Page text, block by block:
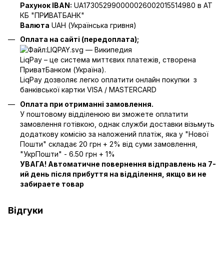
Рахунок IBAN: UA173052990000026002015514980 в АТ
КБ "ПРИВАТБАНК"
Валюта UAH (Українська гривня)
Оплата на сайті (передоплата);
LiqPay – це система миттєвих платежів, створена
ПриватБанком (Україна).
LiqPay дозволяє легко оплатити онлайн покупки з
банківської картки VISA / MASTERCARD
Оплата при отриманні замовлення.
У поштовому відділенюю ви зможете оплатити
замовлення готівкою, однак служби доставки візьмуть
додаткову комісію за наложений платіж, яка у "Нової
Пошти" складає 20 грн + 2% від суми замовлення,
"УкрПошти" - 6.50 грн + 1%
УВАГА! Автоматичне повернення відправлень на 7-
ий день після прибуття на відділення, якщо ви не
забираете товар
Відгуки